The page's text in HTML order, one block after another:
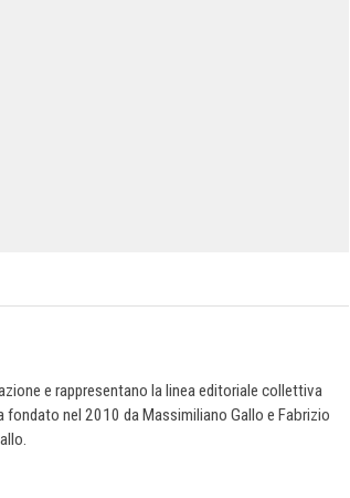
e rappresentano la linea editoriale collettiva
nel 2010 da Massimiliano Gallo e Fabrizio